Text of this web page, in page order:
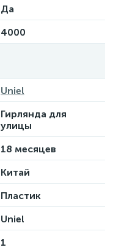
Да
4000
Uniel
Гирлянда для
улицы
18 месяцев
Китай
Пластик
Uniel
1